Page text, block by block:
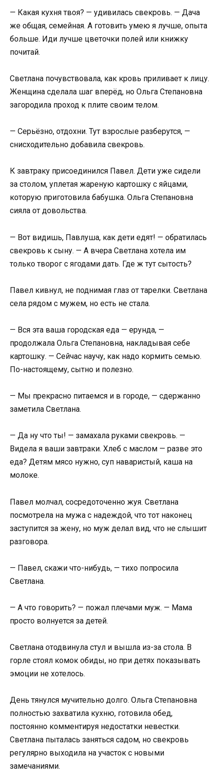
— Какая кухня твоя? — удивилась свекровь. — Дача
же общая, семейная. А готовить умею я лучше, опыта
больше. Иди лучше цветочки полей или книжку
почитай.
Светлана почувствовала, как кровь приливает к лицу.
Женщина сделала шаг вперёд, но Ольга Степановна
загородила проход к плите своим телом.
— Серьёзно, отдохни. Тут взрослые разберутся, —
снисходительно добавила свекровь.
К завтраку присоединился Павел. Дети уже сидели
за столом, уплетая жареную картошку с яйцами,
которую приготовила бабушка. Ольга Степановна
сияла от довольства.
— Вот видишь, Павлуша, как дети едят! — обратилась
свекровь к сыну. — А вчера Светлана хотела им
только творог с ягодами дать. Где ж тут сытость?
Павел кивнул, не поднимая глаз от тарелки. Светлана
села рядом с мужем, но есть не стала.
— Вся эта ваша городская еда — ерунда, —
продолжала Ольга Степановна, накладывая себе
картошку. — Сейчас научу, как надо кормить семью.
По-настоящему, сытно и полезно.
— Мы прекрасно питаемся и в городе, — сдержанно
заметила Светлана.
— Да ну что ты! — замахала руками свекровь. —
Видела я ваши завтраки. Хлеб с маслом — разве это
еда? Детям мясо нужно, суп наваристый, каша на
молоке.
Павел молчал, сосредоточенно жуя. Светлана
посмотрела на мужа с надеждой, что тот наконец
заступится за жену, но муж делал вид, что не слышит
разговора.
— Павел, скажи что-нибудь, — тихо попросила
Светлана.
— А что говорить? — пожал плечами муж. — Мама
просто волнуется за детей.
Светлана отодвинула стул и вышла из-за стола. В
горле стоял комок обиды, но при детях показывать
эмоции не хотелось.
День тянулся мучительно долго. Ольга Степановна
полностью захватила кухню, готовила обед,
постоянно комментируя недостатки невестки.
Светлана пыталась заняться садом, но свекровь
регулярно выходила на участок с новыми
замечаниями.